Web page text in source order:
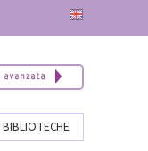
BIBLIOTECHE